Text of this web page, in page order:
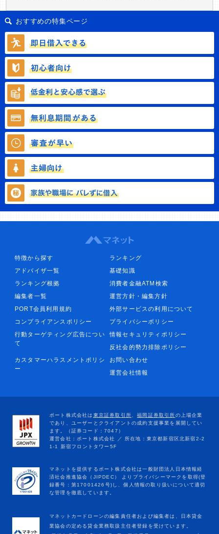
おすすめの特集ページ
特徴から探す
ランキング
アドバイザ一覧
基礎知識
ランキング根拠
消費者金融ATM検索
編集者一覧
運営方針・編集方針
PORT会員利用規約
外部サービスの利用について
コンプライアンスポリシー
プライバシーポリシー
行動ターゲティング広告につい
て
情報セキュリティポリシー
反社会的勢力排除ポリシー
カスタマーハラスメントポリシ
ー
お問い合わせ
運営会社情報
マネットカードローンの編集責任者および編集者は、日本貸金
業協会の定める貸金業務取扱主任者登録を受けています。